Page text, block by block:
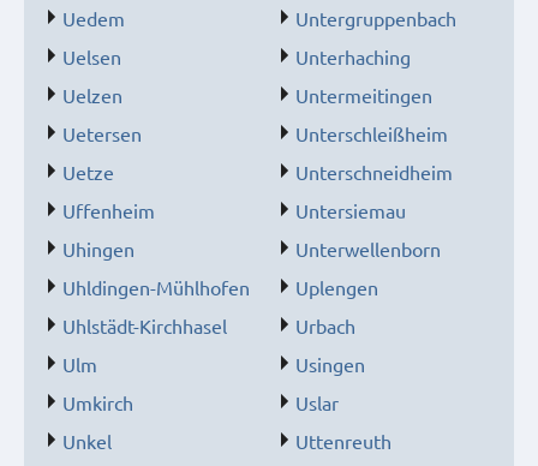
Uedem
Uelsen
Uelzen
Uetersen
Uetze
Uffenheim
Uhingen
Uhldingen-Mühlhofen
Uhlstädt-Kirchhasel
Ulm
Umkirch
Unkel
Untergruppenbach
Unterhaching
Untermeitingen
Unterschleißheim
Unterschneidheim
Untersiemau
Unterwellenborn
Uplengen
Urbach
Usingen
Uslar
Uttenreuth